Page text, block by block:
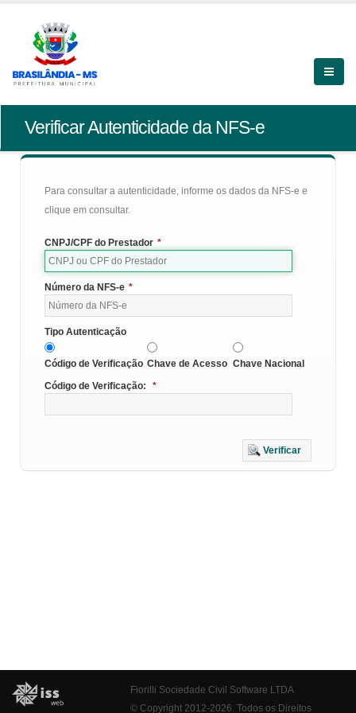
Verificar Autenticidade da NFS-e
Para consultar a autenticidade, informe os dados da NFS-e e
clique em consultar.
CNPJ/CPF do Prestador *
Número da NFS-e *
Tipo Autenticação
Código de Verificação Chave de Acesso Chave Nacional
Código de Verificação:
*
Verificar
Fiorilli Sociedade Civil Software LTDA
© Copyright 2012-2026. Todos os Direitos